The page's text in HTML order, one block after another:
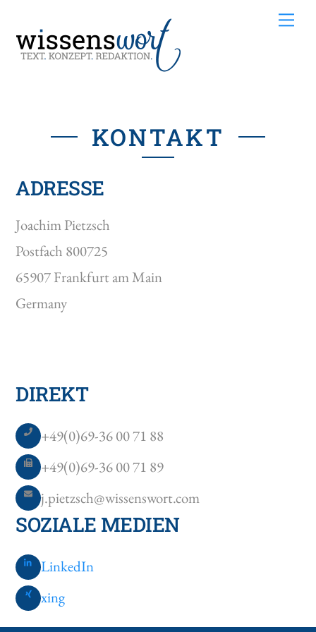
content
KONTAKT
ADRESSE
Joachim Pietzsch
Postfach 800725
65907 Frankfurt am Main
Germany
DIREKT
+49(0)69-36 00 71 88
+49(0)69-36 00 71 89
j.pietzsch@wissenswort.com
SOZIALE MEDIEN
LinkedIn
xing